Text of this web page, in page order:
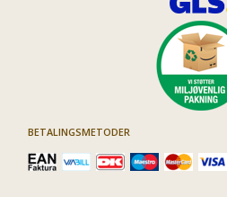
BETALINGSMETODER